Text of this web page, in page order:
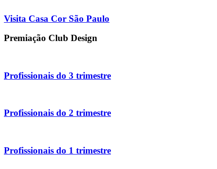
Visita Casa Cor São Paulo
Premiação Club Design
Profissionais do 3 trimestre
Profissionais do 2 trimestre
Profissionais do 1 trimestre